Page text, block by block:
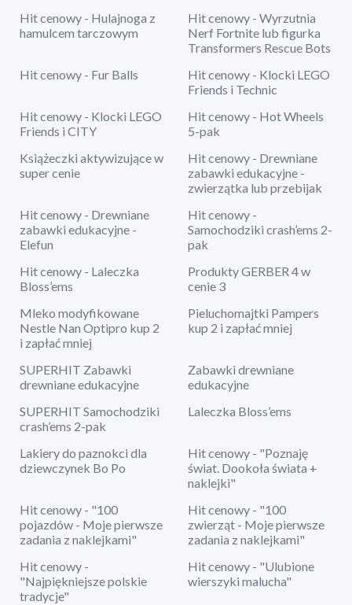
Hit cenowy - Hulajnoga z
hamulcem tarczowym
Hit cenowy - Wyrzutnia
Nerf Fortnite lub figurka
Transformers Rescue Bots
Hit cenowy - Fur Balls
Hit cenowy - Klocki LEGO
Friends i Technic
Hit cenowy - Klocki LEGO
Friends i CITY
Hit cenowy - Hot Wheels
5-pak
Książeczki aktywizujące w
super cenie
Hit cenowy - Drewniane
zabawki edukacyjne -
zwierzątka lub przebijak
Hit cenowy - Drewniane
zabawki edukacyjne -
Elefun
Hit cenowy -
Samochodziki crash’ems 2-
pak
Hit cenowy - Laleczka
Bloss’ems
Produkty GERBER 4 w
cenie 3
Mleko modyfikowane
Nestle Nan Optipro kup 2
i zapłać mniej
Pieluchomajtki Pampers
kup 2 i zapłać mniej
SUPERHIT Zabawki
drewniane edukacyjne
Zabawki drewniane
edukacyjne
SUPERHIT Samochodziki
crash’ems 2-pak
Laleczka Bloss’ems
Lakiery do paznokci dla
dziewczynek Bo Po
Hit cenowy - "Poznaję
świat. Dookoła świata +
naklejki"
Hit cenowy - "100
pojazdów - Moje pierwsze
zadania z naklejkami"
Hit cenowy - "100
zwierząt - Moje pierwsze
zadania z naklejkami"
Hit cenowy -
"Najpiękniejsze polskie
tradycje"
Hit cenowy - "Ulubione
wierszyki malucha"